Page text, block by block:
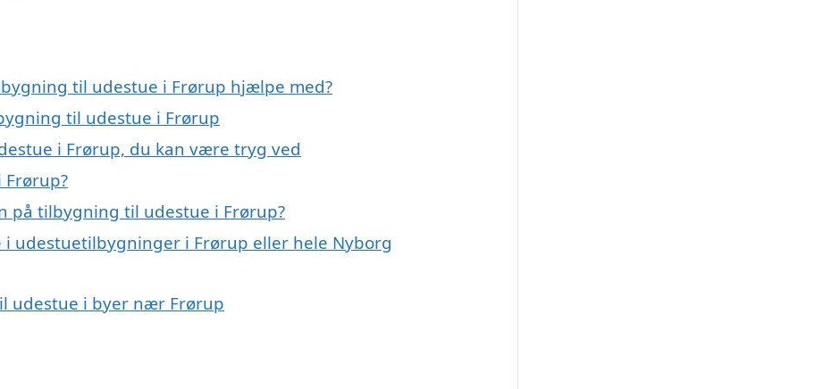
til udestue i Frørup hjælpe med?
til udestue i Frørup
i Frørup, du kan være tryg ved
på tilbygning til udestue i Frørup?
udestuetilbygninger i Frørup eller hele Nyborg
udestue i byer nær Frørup